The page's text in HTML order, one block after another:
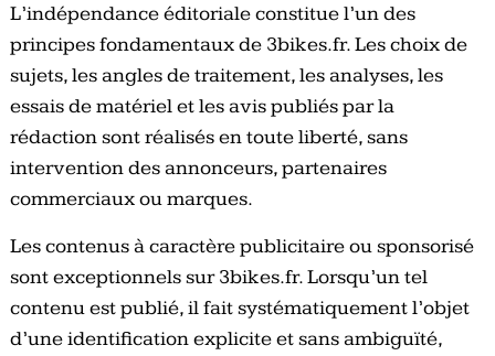
L’indépendance éditoriale constitue l’un des
principes fondamentaux de 3bikes.fr. Les choix de
sujets, les angles de traitement, les analyses, les
essais de matériel et les avis publiés par la
rédaction sont réalisés en toute liberté, sans
intervention des annonceurs, partenaires
commerciaux ou marques.
Les contenus à caractère publicitaire ou sponsorisé
sont exceptionnels sur 3bikes.fr. Lorsqu’un tel
contenu est publié, il fait systématiquement l’objet
d’une identification explicite et sans ambiguïté,